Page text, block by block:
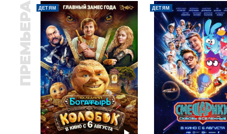
ПРЕМЬЕРА ДЕТЯМ ДЕТЯМ